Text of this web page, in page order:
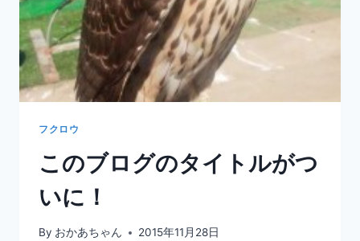
ン
幼
少
期
フクロウ
このブログのタイトルがつ
いに！
By おかあちゃん 2015年11月28日